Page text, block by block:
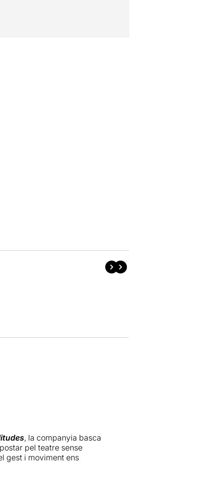
, la companyia basca
pel teatre sense
gest i moviment ens